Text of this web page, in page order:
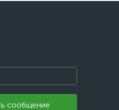
сообщение